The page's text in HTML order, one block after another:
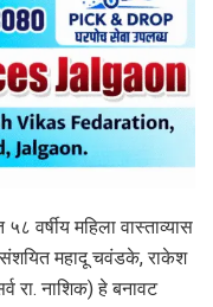
वर्षीय महिला वास्ताव्यास
संशयित महादू चवंडके, राकेश
रा. नाशिक) हे बनावट